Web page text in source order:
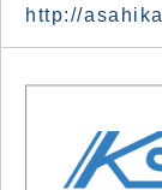
http://